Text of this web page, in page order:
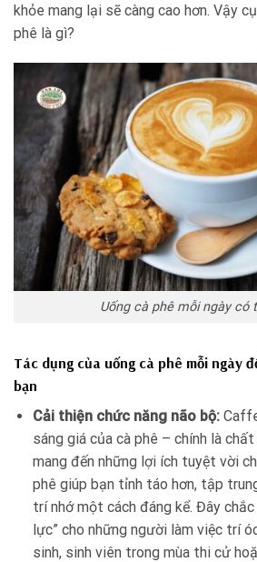
khỏe mang lại sẽ càng cao hơn. Vậy
phê là gì?
Uống cà phê mỗi ngày có
Tác dụng của uống cà phê mỗi ngày
bạn
Cải thiện chức năng não bộ:
sáng giá của cà phê – chính là
mang đến những lợi ích tuyệt vời
phê giúp bạn tỉnh táo hơn, tập
trí nhớ một cách đáng kể. Đây
lực” cho những người làm việc trí
sinh, sinh viên trong mùa thi cử